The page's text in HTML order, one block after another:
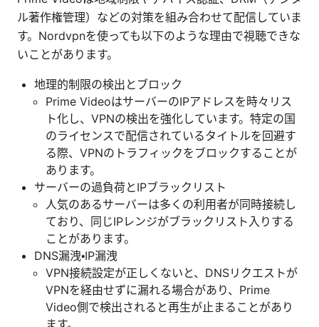
ル著作権管理）などの対策を組み合わせて配信していま
す。Nordvpnを使っても以下のような理由で視聴できな
いことがあります。
地理的制限の検出とブロック
Prime VideoはサーバーのIPアドレスを時々リス
ト化し、VPNの検出を強化しています。特定の国
のライセンスで配信されているタイトルを回避す
る際、VPNのトラフィックをブロックすることが
あります。
サーバーの過負荷とIPブラックリスト
人気のあるサーバーは多くの利用者が同時接続し
ており、同じIPレンジがブラックリスト入りする
ことがあります。
DNS漏洩・IP漏洩
VPN接続設定が正しくないと、DNSリクエストが
VPNを経由せずに漏れる場合があり、Prime
Video側で検出されると再生が止まることがあり